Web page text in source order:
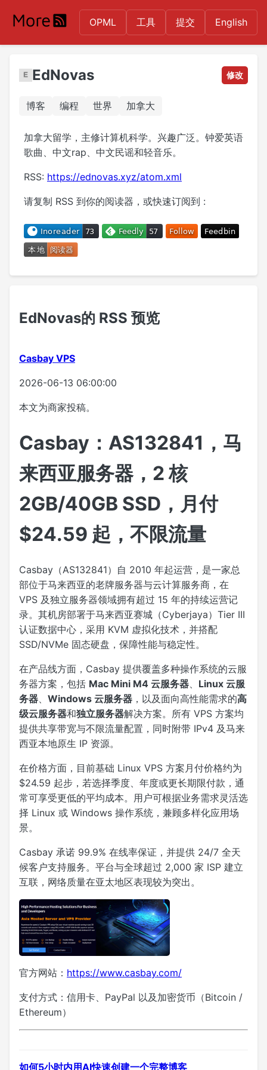
OPML 工具 提交 English
EdNovas 修改
博客 编程 世界 加拿大
加拿大留学，主修计算机科学。兴趣广泛。钟爱英语
歌曲、中文rap、中文民谣和轻音乐。
RSS: https://ednovas.xyz/atom.xml
请复制 RSS 到你的阅读器，或快速订阅到 :
EdNovas的 RSS 预览
Casbay VPS
2026-06-13 06:00:00
本文为商家投稿。
Casbay：AS132841，马
来西亚服务器，2 核
2GB/40GB SSD，月付
$24.59 起，不限流量
Casbay（AS132841）自 2010 年起运营，是一家总
部位于马来西亚的老牌服务器与云计算服务商，在
VPS 及独立服务器领域拥有超过 15 年的持续运营记
录。其机房部署于马来西亚赛城（Cyberjaya）Tier III
认证数据中心，采用 KVM 虚拟化技术，并搭配
SSD/NVMe 固态硬盘，保障性能与稳定性。
在产品线方面，Casbay 提供覆盖多种操作系统的云服
务器方案，包括 Mac Mini M4 云服务器
Linux 云服
务器
Windows 云服务器 ，以及面向高性能需求的高
级云服务器和独立服务器解决方案。所有 VPS 方案均
提供共享带宽与不限流量配置，同时附带 IPv4 及马来
西亚本地原生 IP 资源。
在价格方面，目前基础 Linux VPS 方案月付价格约为
$24.59 起步，若选择季度、年度或更长期限付款，通
常可享受更低的平均成本。用户可根据业务需求灵活选
择 Linux 或 Windows 操作系统，兼顾多样化应用场
景。
Casbay 承诺 99.9% 在线率保证，并提供 24/7 全天
候客户支持服务。平台与全球超过 2,000 家 ISP 建立
互联，网络质量在亚太地区表现较为突出。
官方网站： https://www.casbay.com/
支付方式：信用卡、PayPal 以及加密货币（Bitcoin /
Ethereum）
如何5小时内用AI快速创建一个完整博客